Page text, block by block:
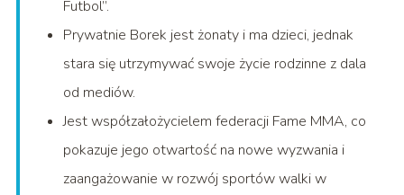
Futbol”.
Prywatnie Borek jest żonaty i ma dzieci, jednak
stara się utrzymywać swoje życie rodzinne z dala
od mediów.
Jest współzałożycielem federacji Fame MMA, co
pokazuje jego otwartość na nowe wyzwania i
zaangażowanie w rozwój sportów walki w